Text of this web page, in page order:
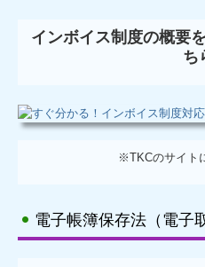
インボイス制度の概要
ち
※TKCのサイト
電子帳簿保存法（電子